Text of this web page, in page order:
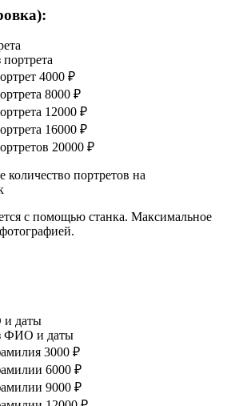
портрета
4000 ₽
8000 ₽
12000 ₽
16000 ₽
20000 ₽
количество портретов на
с помощью станка. Максимальное
даты
ФИО и даты
3000 ₽
6000 ₽
9000 ₽